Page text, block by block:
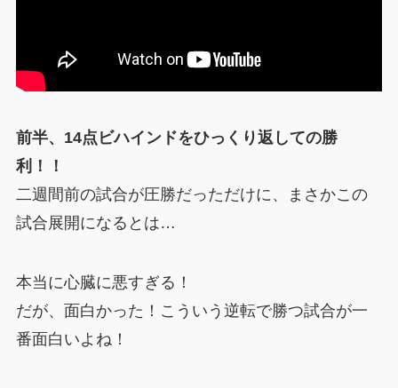
前半、14点ビハインドをひっくり返しての勝
利！！
二週間前の試合が圧勝だっただけに、まさかこの
試合展開になるとは…
本当に心臓に悪すぎる！
だが、面白かった！こういう逆転で勝つ試合が一
番面白いよね！